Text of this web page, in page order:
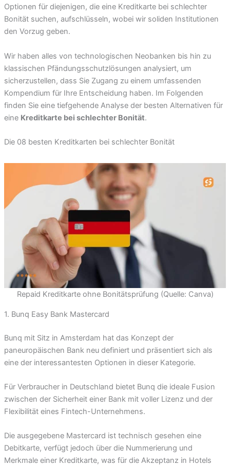
Optionen für diejenigen, die eine Kreditkarte bei schlechter
Bonität suchen, aufschlüsseln, wobei wir soliden Institutionen
den Vorzug geben.
Wir haben alles von technologischen Neobanken bis hin zu
klassischen Pfändungsschutzlösungen analysiert, um
sicherzustellen, dass Sie Zugang zu einem umfassenden
Kompendium für Ihre Entscheidung haben. Im Folgenden
finden Sie eine tiefgehende Analyse der besten Alternativen für
eine Kreditkarte bei schlechter Bonität.
Die 08 besten Kreditkarten bei schlechter Bonität
Repaid Kreditkarte ohne Bonitätsprüfung (Quelle: Canva)
1. Bunq Easy Bank Mastercard
Bunq mit Sitz in Amsterdam hat das Konzept der
paneuropäischen Bank neu definiert und präsentiert sich als
eine der interessantesten Optionen in dieser Kategorie.
Für Verbraucher in Deutschland bietet Bunq die ideale Fusion
zwischen der Sicherheit einer Bank mit voller Lizenz und der
Flexibilität eines Fintech-Unternehmens.
Die ausgegebene Mastercard ist technisch gesehen eine
Debitkarte, verfügt jedoch über die Nummerierung und
Merkmale einer Kreditkarte, was für die Akzeptanz in Hotels